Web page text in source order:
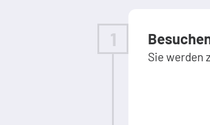
1
Sie werden